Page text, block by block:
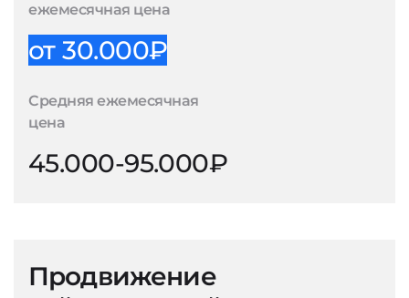
ежемесячная цена
от 30.000₽
Средняя ежемесячная
цена
45.000-95.000₽
Продвижение